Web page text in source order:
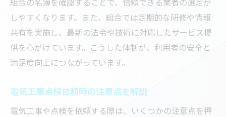
しやすくなります。また、組合では定期的な研修や情報
共有を実施し、最新の法令や技術に対応したサービス提
供を心がけています。こうした体制が、利用者の安全と
満足度向上につながっています。
電気工事点検依頼時の注意点を解説
電気工事や点検を依頼する際は、いくつかの注意点を押